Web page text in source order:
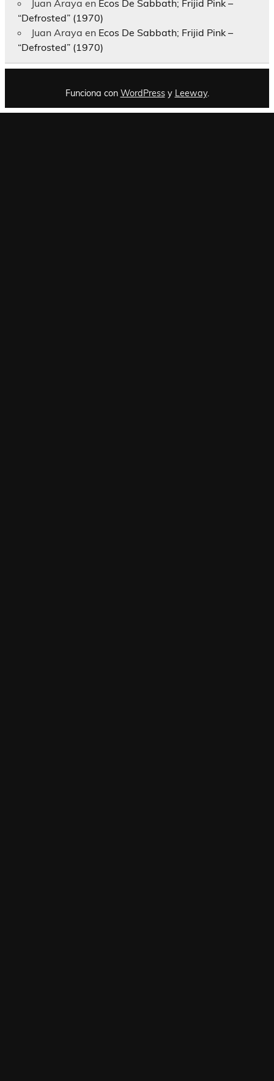
Juan Araya en Ecos De Sabbath; Frijid Pink –
“Defrosted” (1970)
Juan Araya en Ecos De Sabbath; Frijid Pink –
“Defrosted” (1970)
Funciona con WordPressy Leeway.